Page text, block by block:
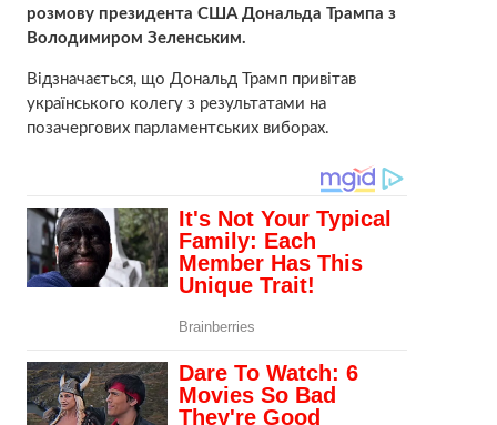
розмову президента США Дональда Трампа з
Володимиром Зеленським.
Відзначається, що Дональд Трамп привітав
українського колегу з результатами на
позачергових парламентських виборах.